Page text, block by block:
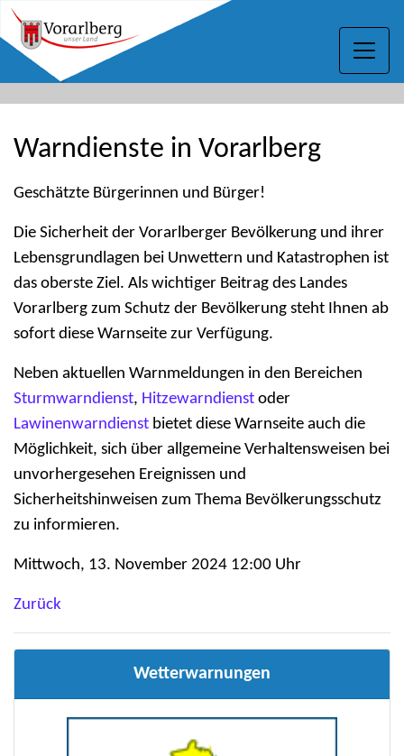
Sprungziele:
Zur Startseite
Aktueller Lawinenlagebericht
Aktueller Hochwasser Lagebericht
Zur Hauptnavigation
Kontakt
Hauptnavigation
Warnungen für Vorarlberg
Warndienste in Vorarlberg
Geschätzte Bürgerinnen und Bürger!
Die Sicherheit der Vorarlberger Bevölkerung und ihrer
Lebensgrundlagen bei Unwettern und Katastrophen ist
das oberste Ziel. Als wichtiger Beitrag des Landes
Vorarlberg zum Schutz der Bevölkerung steht Ihnen ab
sofort diese Warnseite zur Verfügung.
Neben aktuellen Warnmeldungen in den Bereichen
Sturmwarndienst, Hitzewarndienst oder
Lawinenwarndienst bietet diese Warnseite auch die
Möglichkeit, sich über allgemeine Verhaltensweisen bei
unvorhergesehen Ereignissen und
Sicherheitshinweisen zum Thema Bevölkerungsschutz
zu informieren.
Mittwoch, 13. November 2024 12:00 Uhr
Zurück
Wetterwarnungen